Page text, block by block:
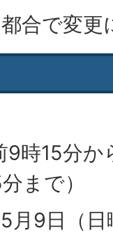
合で変
9時15分
まで）
月9日（